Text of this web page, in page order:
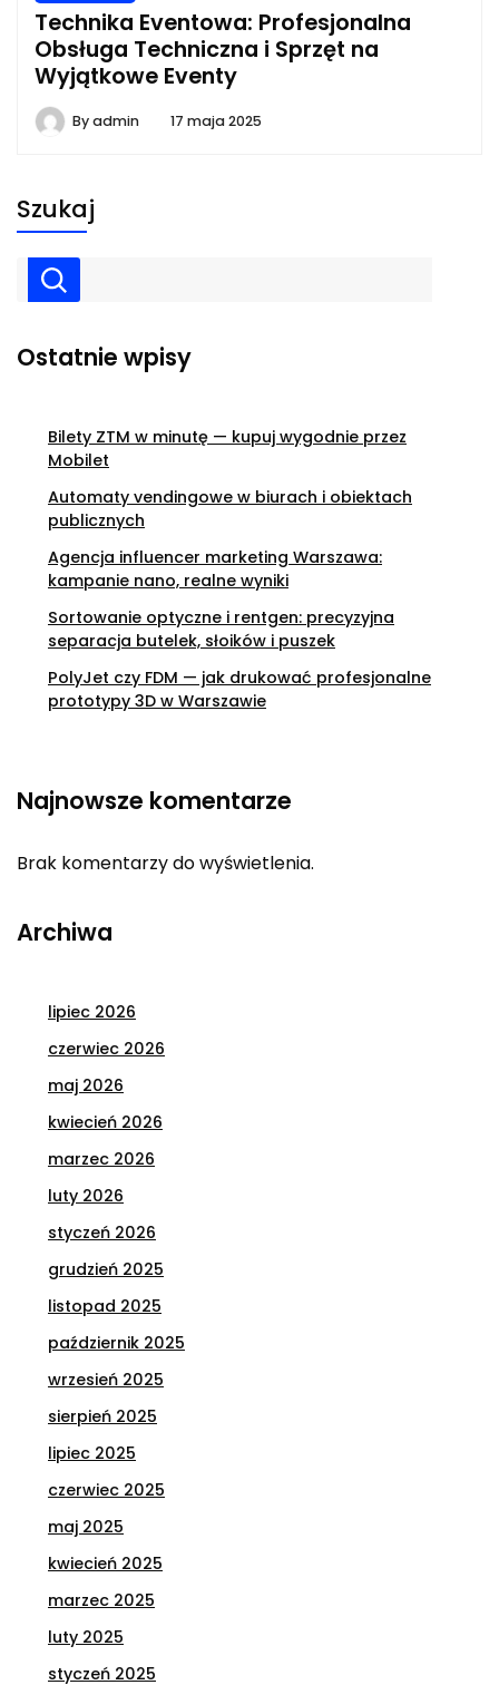
Technika Eventowa: Profesjonalna
Obsługa Techniczna i Sprzęt na
Wyjątkowe Eventy
Byadmin 17 maja 2025
Szukaj
Ostatnie wpisy
Bilety ZTM w minutę — kupuj wygodnie przez
Mobilet
Automaty vendingowe w biurach i obiektach
publicznych
Agencja influencer marketing Warszawa:
kampanie nano, realne wyniki
Sortowanie optyczne i rentgen: precyzyjna
separacja butelek, słoików i puszek
PolyJet czy FDM — jak drukować profesjonalne
prototypy 3D w Warszawie
Najnowsze komentarze
Brak komentarzy do wyświetlenia.
Archiwa
lipiec 2026
czerwiec 2026
maj 2026
kwiecień 2026
marzec 2026
luty 2026
styczeń 2026
grudzień 2025
listopad 2025
październik 2025
wrzesień 2025
sierpień 2025
lipiec 2025
czerwiec 2025
maj 2025
kwiecień 2025
marzec 2025
luty 2025
styczeń 2025